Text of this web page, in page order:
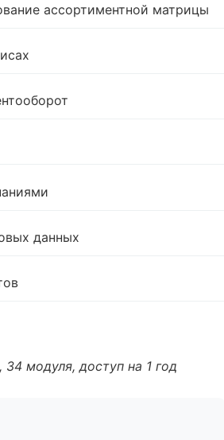
ассортиментной матрицы
данных
модуля, доступ на 1 год